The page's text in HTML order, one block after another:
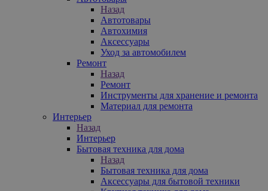
Назад
Автотовары
Автохимия
Аксессуары
Уход за автомобилем
Ремонт
Назад
Ремонт
Инструменты для хранение и ремонта
Материал для ремонта
Интерьер
Назад
Интерьер
Бытовая техника для дома
Назад
Бытовая техника для дома
Аксессуары для бытовой техники